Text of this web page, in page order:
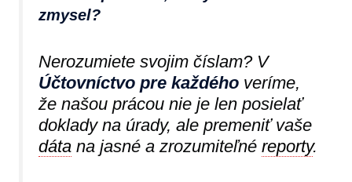
zmysel?
Nerozumiete svojim číslam? V
Účtovníctvo pre každého veríme,
že našou prácou nie je len posielať
doklady na úrady, ale premeniť vaše
dáta na jasné a zrozumiteľné reporty.